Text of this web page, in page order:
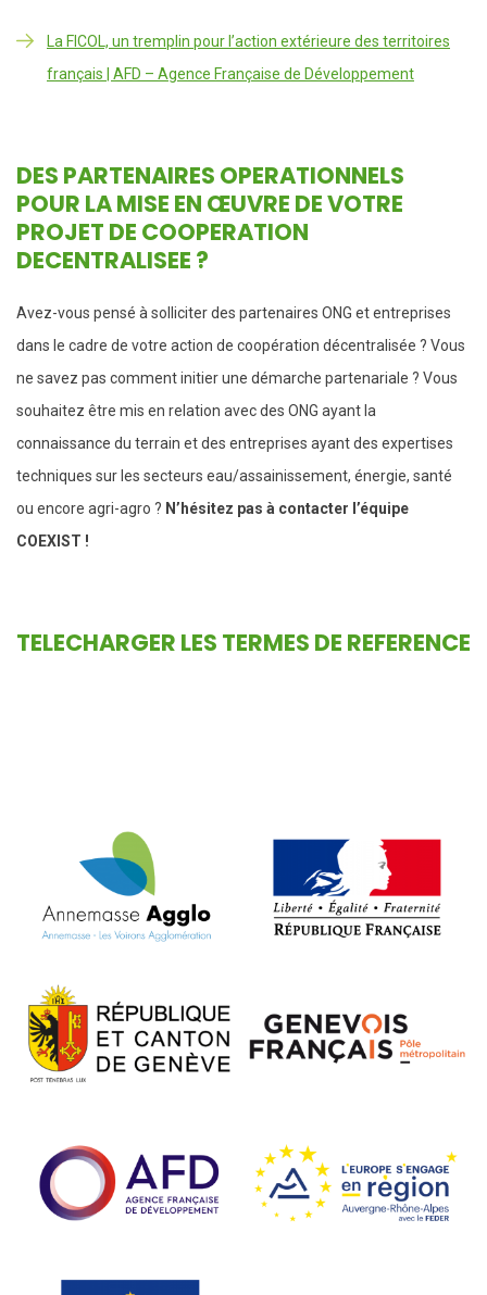
La FICOL, un tremplin pour l’action extérieure des territoires
français | AFD – Agence Française de Développement
DES PARTENAIRES OPERATIONNELS
POUR LA MISE EN ŒUVRE DE VOTRE
PROJET DE COOPERATION
DECENTRALISEE ?
Avez-vous pensé à solliciter des partenaires ONG et entreprises
dans le cadre de votre action de coopération décentralisée ? Vous
ne savez pas comment initier une démarche partenariale ? Vous
souhaitez être mis en relation avec des ONG ayant la
connaissance du terrain et des entreprises ayant des expertises
techniques sur les secteurs eau/assainissement, énergie, santé
ou encore agri-agro ? N’hésitez pas à contacter l’équipe
COEXIST !
TELECHARGER LES TERMES DE REFERENCE